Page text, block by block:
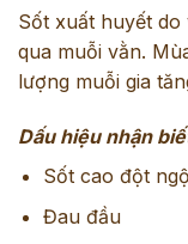
Sốt xuất huyết
qua muỗi vằn.
lượng muỗi gia
Dấu hiệu nhận
Sốt cao đột
Đau đầu